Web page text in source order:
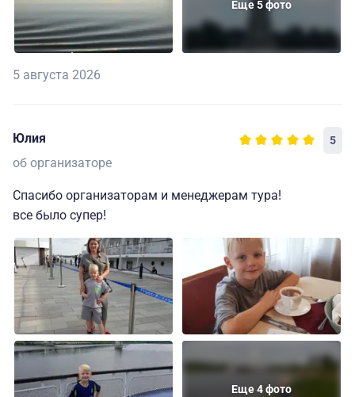
Еще 5 фото
5 августа 2026
Юлия 5
об организаторе
Спасибо организаторам и менеджерам тура!
все было супер!
Еще 4 фото